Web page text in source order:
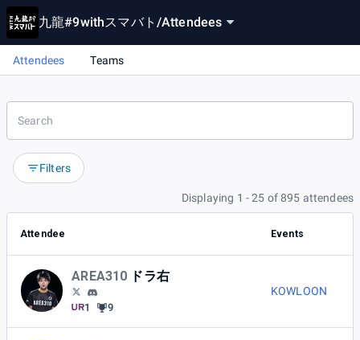
九龍#9withスマバト /Attendees
Attendees Teams
Filters
Displaying 1 - 25 of 895 attendees
Attendee Events
AREA310 ドラ右
1 9
KOWLOON